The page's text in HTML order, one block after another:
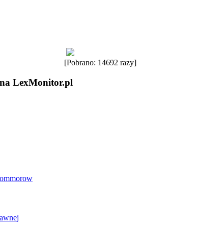
[Pobrano: 14692 razy]
LexMonitor.pl